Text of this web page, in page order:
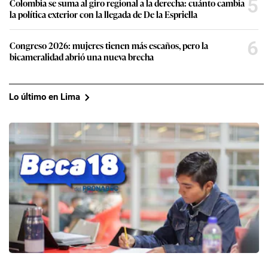
Colombia se suma al giro regional a la derecha: cuánto cambia
la política exterior con la llegada de De la Espriella
5
Congreso 2026: mujeres tienen más escaños, pero la
bicameralidad abrió una nueva brecha
6
Lo último en Lima